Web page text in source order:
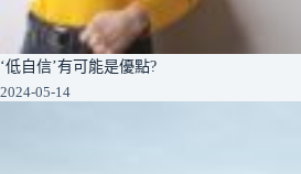
‘低自信’有可能是優點?
2024-05-14